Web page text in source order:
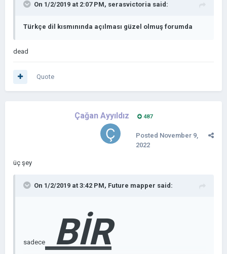
On 1/2/2019 at 2:07 PM, serasvictoria said:
Türkçe dil kısmınında açılması güzel olmuş forumda
dead
Quote
Çağan Ayyıldız 487
Posted November 9,
2022
üç şey
On 1/2/2019 at 3:42 PM, Future mapper said:
sadece
BİR